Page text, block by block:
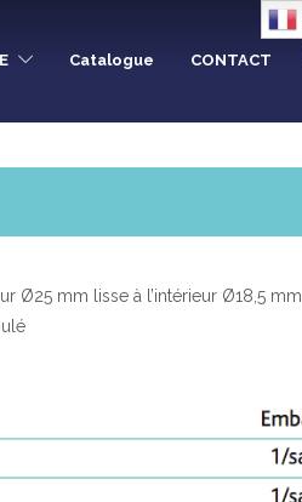
Catalogue CONTACT
Ø25 mm lisse à l’intérieur Ø18,5 mm